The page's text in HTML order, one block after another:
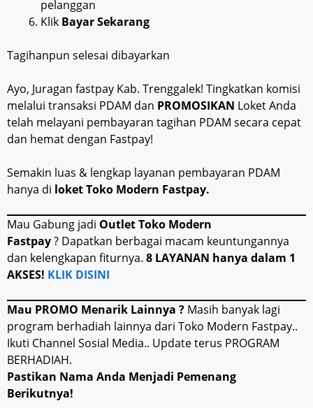
pelanggan
Klik Bayar Sekarang
Tagihanpun selesai dibayarkan
Ayo, Juragan fastpay Kab. Trenggalek! Tingkatkan komisi
melalui transaksi PDAM dan PROMOSIKAN Loket Anda
telah melayani pembayaran tagihan PDAM secara cepat
dan hemat dengan Fastpay!
Semakin luas & lengkap layanan pembayaran PDAM
hanya di loketToko Modern Fastpay.
Mau Gabung jadi Outlet Toko Modern
Fastpay? Dapatkan berbagai macam keuntungannya
dan kelengkapan fiturnya. 8 LAYANAN hanya dalam 1
AKSES! KLIK DISINI
Mau PROMO Menarik Lainnya ? Masih banyak lagi
program berhadiah lainnya dari Toko Modern Fastpay..
Ikuti Channel Sosial Media.. Update terus PROGRAM
BERHADIAH.
Pastikan Nama Anda Menjadi Pemenang
Berikutnya!